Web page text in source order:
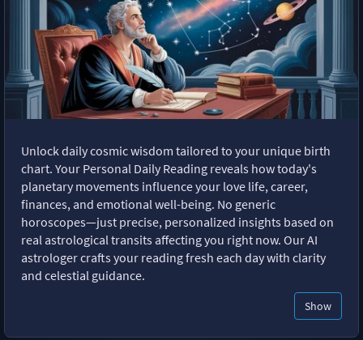
Unlock daily cosmic wisdom tailored to your unique birth
chart. Your Personal Daily Reading reveals how today's
planetary movements influence your love life, career,
finances, and emotional well-being. No generic
horoscopes—just precise, personalized insights based on
real astrological transits affecting you right now. Our AI
astrologer crafts your reading fresh each day with clarity
and celestial guidance.
Show